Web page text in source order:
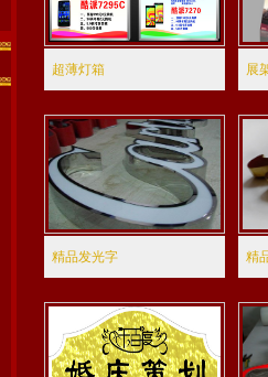
超薄灯箱 展
精品发光字 精